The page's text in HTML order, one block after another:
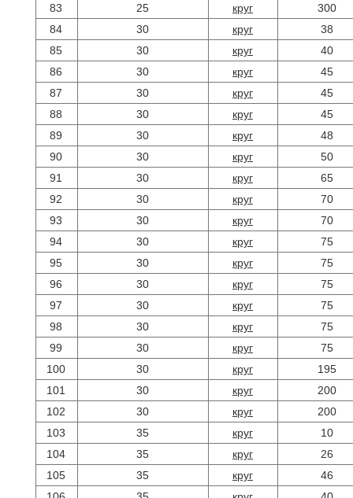
83
25 круг
300
84
30 круг
38
85
30 круг
40
86
30 круг
45
87
30 круг
45
88
30 круг
45
89
30 круг
48
90
30 круг
50
91
30 круг
65
92
30 круг
70
93
30 круг
70
94
30 круг
75
95
30 круг
75
96
30 круг
75
97
30 круг
75
98
30 круг
75
99
30 круг
75
100
30 круг
195
101
30 круг
200
102
30 круг
200
103
35 круг
10
104
35 круг
26
105
35 круг
46